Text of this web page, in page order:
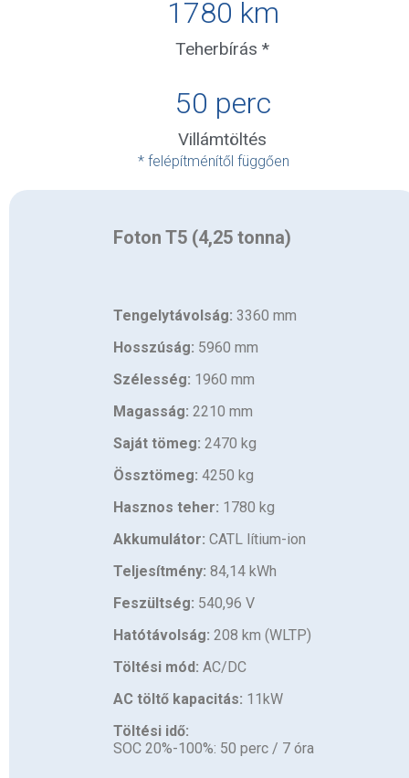
1780 km
Teherbírás *
50 perc
Villámtöltés
* felépítménítől függően
Foton T5 (4,25 tonna)
Tengelytávolság:3360 mm
Hosszúság: 5960 mm
Szélesség: 1960 mm
Magasság:2210 mm
Saját tömeg:2470 kg
Össztömeg:4250 kg
Hasznos teher: 1780 kg
Akkumulátor:CATL lítium-ion
Teljesítmény:84,14 kWh
Feszültség: 540,96 V
Hatótávolság:208 km (WLTP)
Töltési mód:AC/DC
AC töltő kapacitás: 11kW
Töltési idő:
SOC 20%-100%: 50 perc / 7 óra